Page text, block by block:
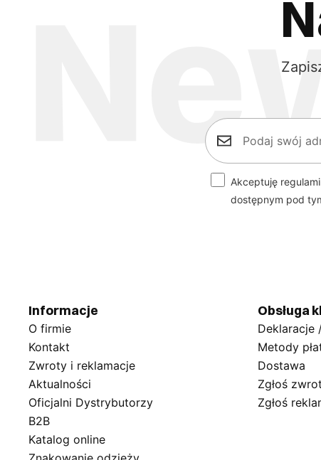
Akceptuję
dostępnym pod
Informacje
O firmie
Kontakt
Zwroty i reklamacje
Aktualności
Oficjalni Dystrybutorzy
B2B
Katalog online
Obsługa
Deklaracje
Metody
Dostawa
Zgłoś zwrot
Zgłoś